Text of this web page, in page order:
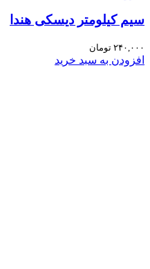
سیم کیلومتر دیسکی هندا
۲۴۰,۰۰۰ تومان
افزودن به سبد خرید